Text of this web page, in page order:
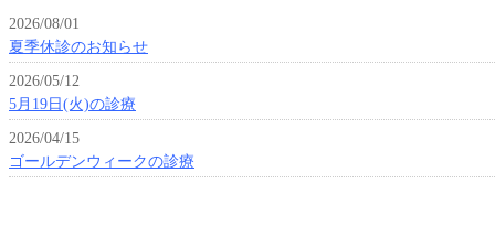
2026/08/01
夏季休診のお知らせ
2026/05/12
5月19日(火)の診療
2026/04/15
ゴールデンウィークの診療